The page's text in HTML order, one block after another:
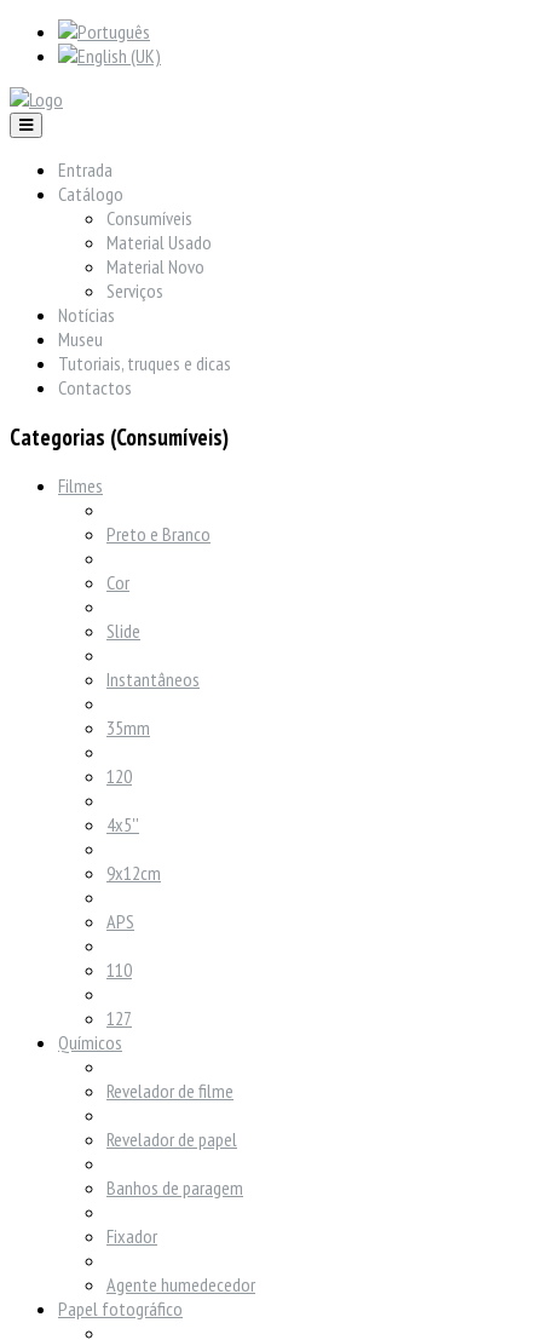
Entrada
Catálogo
Consumíveis
Material Usado
Material Novo
Serviços
Notícias
Museu
Tutoriais, truques e dicas
Contactos
Categorias (Consumíveis)
Filmes
Preto e Branco
Cor
Slide
Instantâneos
35mm
120
4x5''
9x12cm
APS
110
127
Químicos
Revelador de filme
Revelador de papel
Banhos de paragem
Fixador
Agente humedecedor
Papel fotográfico